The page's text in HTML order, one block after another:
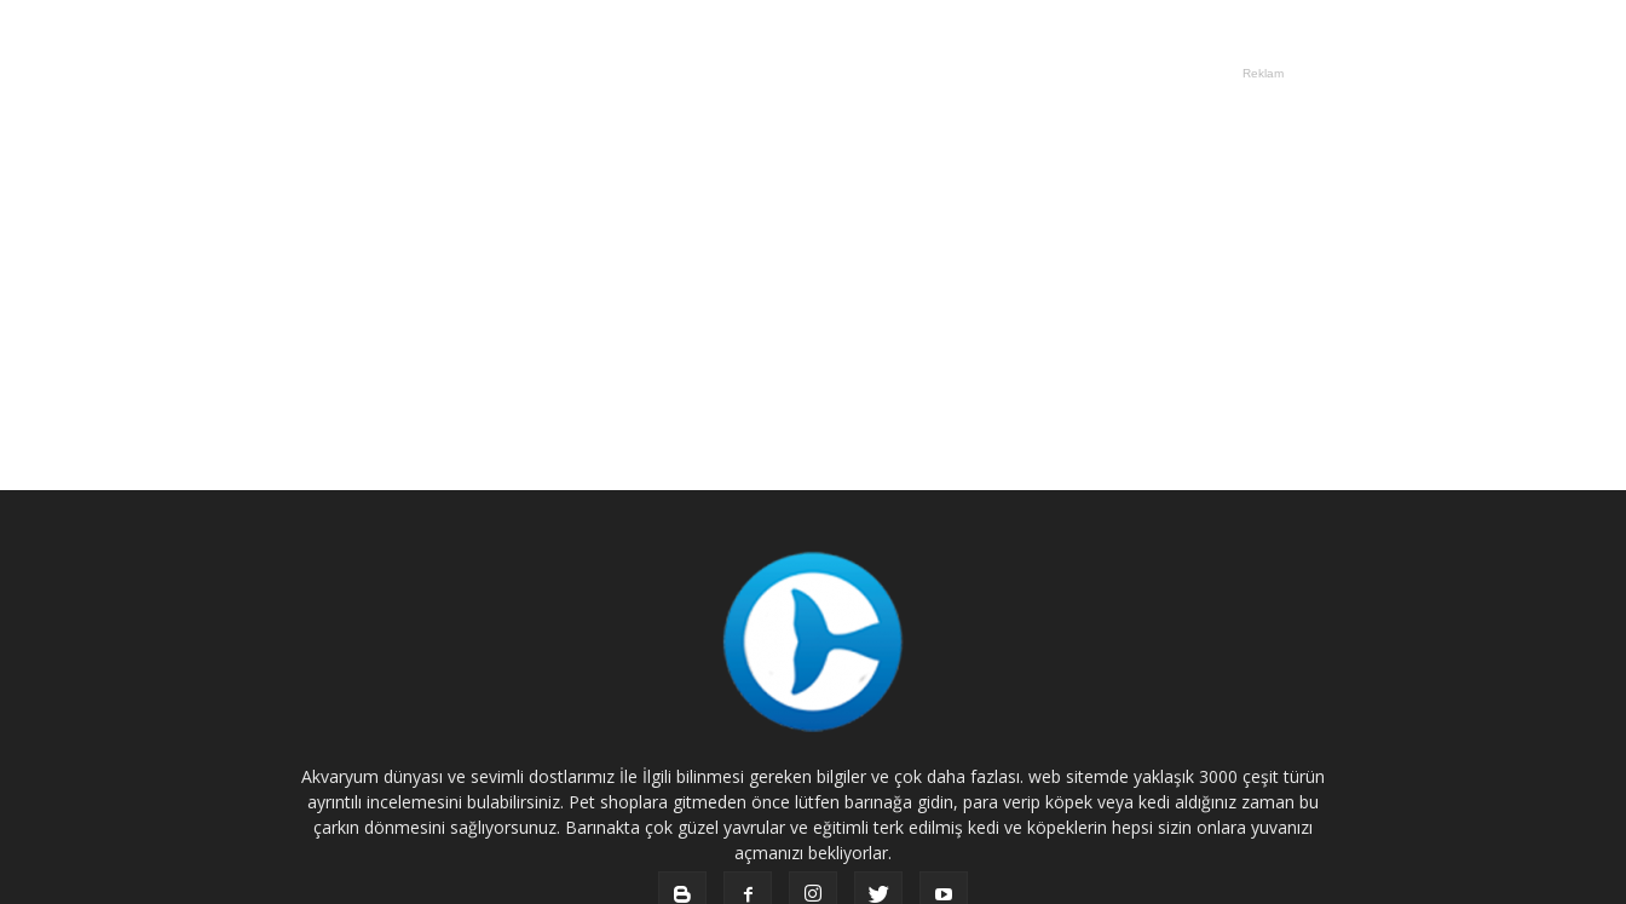
Reklam
Akvaryum dünyası ve sevimli dostlarımız İle İlgili bilinmesi gereken bilgiler ve çok daha fazlası. web sitemde yaklaşık 3000 çeşit türün
ayrıntılı incelemesini bulabilirsiniz. Pet shoplara gitmeden önce lütfen barınağa gidin, para verip köpek veya kedi aldığınız zaman bu
çarkın dönmesini sağlıyorsunuz. Barınakta çok güzel yavrular ve eğitimli terk edilmiş kedi ve köpeklerin hepsi sizin onlara yuvanızı
açmanızı bekliyorlar.